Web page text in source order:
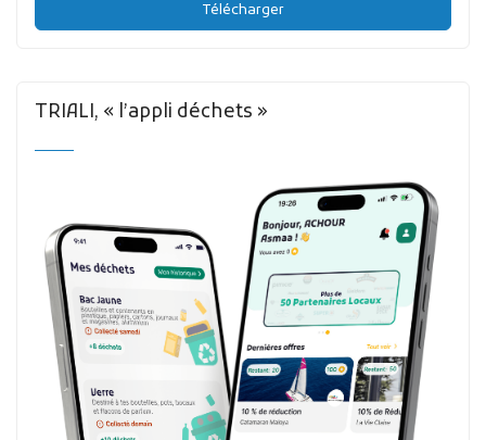
Télécharger
TRIALI, « l’appli déchets »